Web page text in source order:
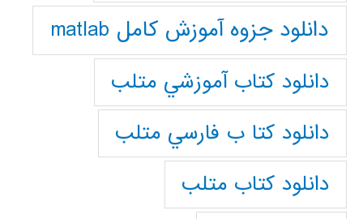
دانلود جزوه آموزش کامل matlab
دانلود كتاب آموزشي متلب
دانلود كتا ب فارسي متلب
دانلود كتاب متلب